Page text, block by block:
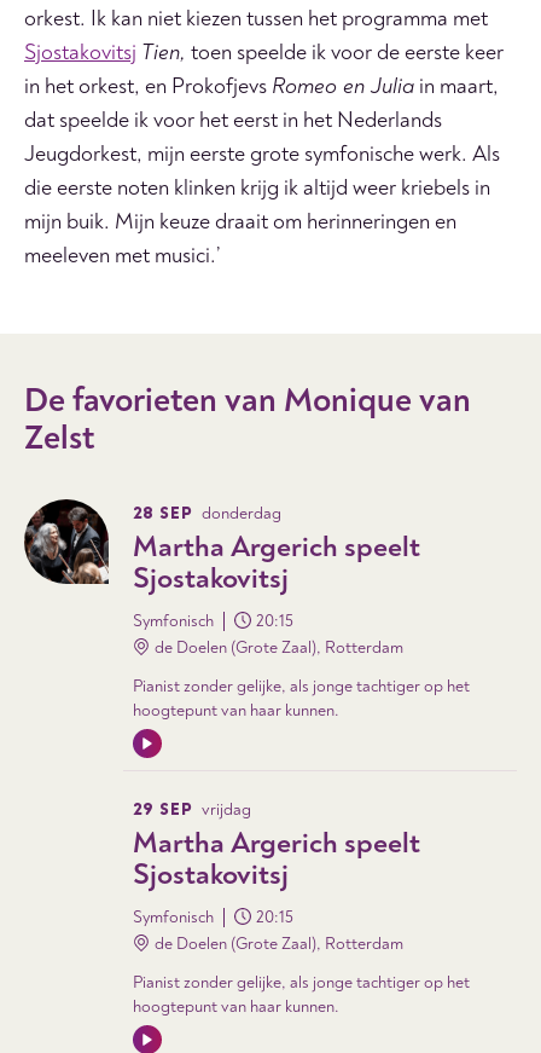
orkest. Ik kan niet kiezen tussen het programma met
Sjostakovitsj Tien, toen speelde ik voor de eerste keer
in het orkest, en Prokofjevs Romeo en Julia in maart,
dat speelde ik voor het eerst in het Nederlands
Jeugdorkest, mijn eerste grote symfonische werk. Als
die eerste noten klinken krijg ik altijd weer kriebels in
mijn buik. Mijn keuze draait om herinneringen en
meeleven met musici.’
De favorieten van Monique van
Zelst
28 SEP donderdag
Martha Argerich speelt
Sjostakovitsj
Symfonisch
20:15
de Doelen (Grote Zaal), Rotterdam
Pianist zonder gelijke, als jonge tachtiger op het
hoogtepunt van haar kunnen.
29 SEP vrijdag
Martha Argerich speelt
Sjostakovitsj
Symfonisch
20:15
de Doelen (Grote Zaal), Rotterdam
Pianist zonder gelijke, als jonge tachtiger op het
hoogtepunt van haar kunnen.